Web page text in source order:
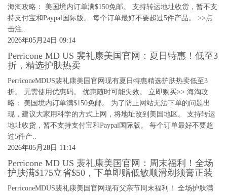
海淘攻略： 美国境内订单满$150免邮。 支持转运地址收货，暂不支
持支付宝和Paypal国际版。 每个订单最好不要超过5件产品。 >>点
击注..
2026年05月24日 09:14
Perricone MD US 裴礼康美国官网：夏日特惠！低至3
折，精选护肤热卖
PerriconeMDUS裴礼康美国官网现有夏日特惠精选护肤热卖低至3
折。 无需使用优惠码。 优惠随时可能失效。 立即购买>> 海淘攻
略： 美国境内订单满$150免邮。 为了防止网站无法下单的问题出
现，建议大家用科学的方式上网，将地址改到美国地区。 支持转运
地址收货，暂不支持支付宝和Paypal国际版。 每个订单最好不要超
过5件产..
2026年05月28日 11:14
Perricone MD US 裴礼康美国官网：周末福利！全场
护肤满$175立省$50，下单即赠低敏顺滑剃须膏正装
PerriconeMDUS裴礼康美国官网现有父亲节周末福利！ 全场护肤满